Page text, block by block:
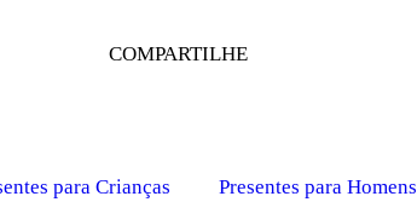
COMPARTILHE
para Crianças Presentes para Homens